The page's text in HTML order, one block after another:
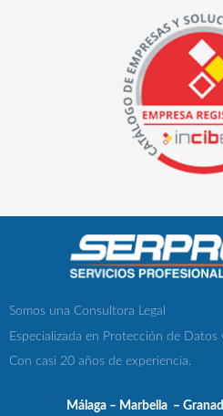
Somos una Consultora Legal
Especializada en Protección de Datos
Con casi 20 años de experiencia.
Málaga – Marbella –